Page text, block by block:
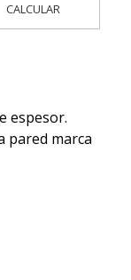
CALCULAR
espesor.
pared marca